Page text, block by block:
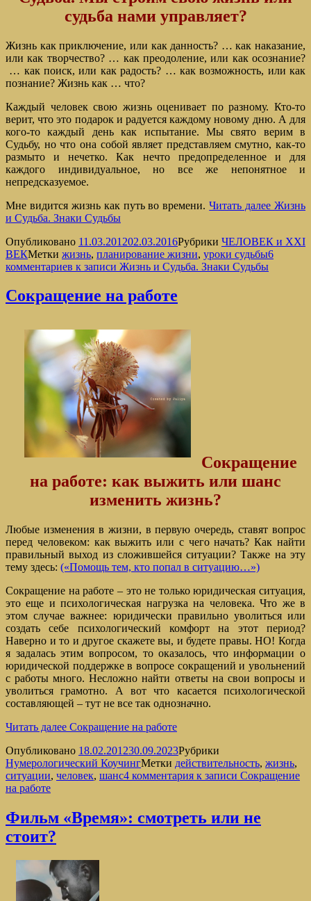
судьба нами управляет?
Жизнь как приключение, или как данность? … как наказание,
или как творчество? … как преодоление, или как осознание?
… как поиск, или как радость? … как возможность, или как
познание? Жизнь как … что?
Каждый человек свою жизнь оценивает по разному. Кто-то
верит, что это подарок и радуется каждому новому дню. А для
кого-то каждый день как испытание. Мы свято верим в
Судьбу, но что она собой являет представляем смутно, как-то
размыто и нечетко. Как нечто предопределенное и для
каждого индивидуальное, но все же непонятное и
непредсказуемое.
Мне видится жизнь как путь во времени.Читать далееЖизнь
и Судьба. Знаки Судьбы
Опубликовано 11.03.201202.03.2016Рубрики ЧЕЛОВЕК и XXI
ВЕКМетки жизнь, планирование жизни, уроки судьбы6
комментариев к записи Жизнь и Судьба. Знаки Судьбы
Сокращение на работе
Сокращение
на работе: как выжить или шанс
изменить жизнь?
Любые изменения в жизни, в первую очередь, ставят вопрос
перед человеком: как выжить или с чего начать? Как найти
правильный выход из сложившейся ситуации? Также на эту
тему здесь: («Помощь тем, кто попал в ситуацию…»)
Сокращение на работе – это не только юридическая ситуация,
это еще и психологическая нагрузка на человека. Что же в
этом случае важнее: юридически правильно уволиться или
создать себе психологический комфорт на этот период?
Наверно и то и другое скажете вы, и будете правы. НО! Когда
я задалась этим вопросом, то оказалось, что информации о
юридической поддержке в вопросе сокращений и увольнений
с работы много. Несложно найти ответы на свои вопросы и
уволиться грамотно. А вот что касается психологической
составляющей – тут не все так однозначно.
Читать далее Сокращение на работе
Опубликовано 18.02.201230.09.2023Рубрики
Нумерологический КоучингМетки действительность, жизнь,
ситуации, человек, шанс4 комментария к записи Сокращение
на работе
Фильм «Время»: смотреть или не
стоит?